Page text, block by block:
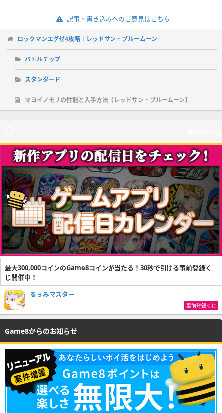
記事・書き込みへのご意見はこちら
ロックマンエグゼ4攻略｜レッドサン・ブルームーン
バトルチップ
スタンダード
マヨイノモリの性能と入手方法【レッドサン・ブルームーン】
最大300,000コインのGame8コインが当たる！30秒で引ける事前登録く
じ開催中！
るぅみマスター
事前登録くじ
Game8からのお知らせ